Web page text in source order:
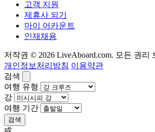
고객 지원
제휴사 되기
마이 어카운트
인재채용
저작권 © 2026 LiveAboard.com. 모든 권리
개인정보처리방침 이용약관
검색
여행 유형
강
여행 기간
검색